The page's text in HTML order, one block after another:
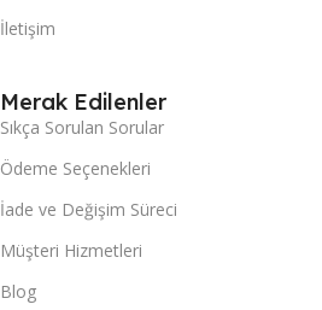
İletişim
Merak Edilenler
Sıkça Sorulan Sorular
Ödeme Seçenekleri
İade ve Değişim Süreci
Müşteri Hizmetleri
Blog